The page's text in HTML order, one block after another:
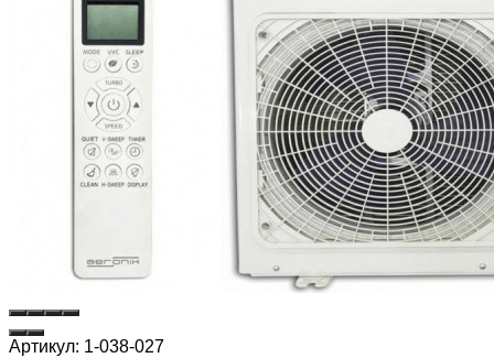
Артикул: 1-038-027